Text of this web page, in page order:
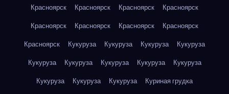
Красноярск
Красноярск Красноярск
Красноярск
Красноярск
Красноярск Красноярск
Красноярск
Красноярск
Кукуруза Кукуруза Кукуруза
Кукуруза
Кукуруза
Кукуруза Кукуруза Кукуруза
Кукуруза
Кукуруза
Кукуруза Кукуруза
Куриная грудка